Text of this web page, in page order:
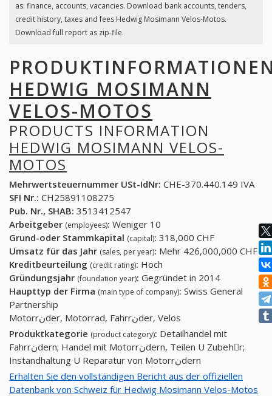
as: finance, accounts, vacancies. Download bank accounts, tenders,
credit history, taxes and fees Hedwig Mosimann Velos-Motos.
Download full report as zip-file.
HEDWIG MOSIMANN
VELOS-MOTOS
PRODUCTS INFORMATION
HEDWIG MOSIMANN VELOS-
MOTOS
Mehrwertsteuernummer USt-IdNr: CHE-370.440.149 IVA
SFI Nr.: CH25891108275
Pub. Nr., SHAB: 3513412547
Arbeitgeber (employees): Weniger 10
Grund-oder Stammkapital (capital): 318,000 CHF
Umsatz für das Jahr (sales, per year): Mehr 426,000,000 CHF
Kreditbeurteilung (credit rating): Hoch
Gründungsjahr (foundation year): Gegründet in 2014
Haupttyp der Firma (main type of company): Swiss General
Partnership
Motorrنder, Motorrad, Fahrrنder, Velos
Produktkategorie (product category): Detailhandel mit
Fahrrنdern; Handel mit Motorrنdern, Teilen U Zubehِr;
Instandhaltung U Reparatur von Motorrنdern
Erhalten Sie den vollständigen Bericht aus der offiziellen
Datenbank von Schweiz für Hedwig Mosimann Velos-Motos